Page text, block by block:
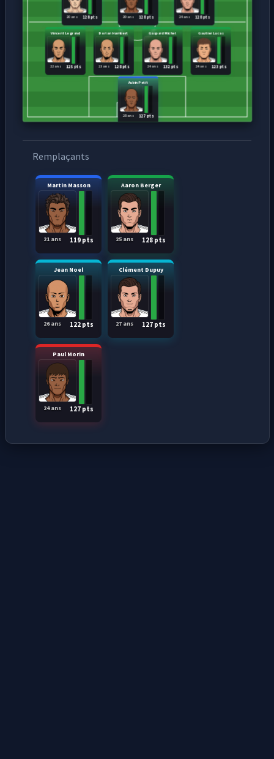
Aubin Petit
127 pts
25 ans
Vincent Legrand
125 pts
22 ans
Dorian Humbert
128 pts
23 ans
Gaspard Michel
132 pts
24 ans
Gautier Lucas
123 pts
24 ans
128 pts
20 ans 128 pts
20 ans 128 pts
24 ans
Remplaçants
Martin Masson
119 pts
21 ans
Aaron Berger
128 pts
25 ans
Jean Noel
122 pts
26 ans
Clément Dupuy
127 pts
27 ans
Paul Morin
127 pts
24 ans